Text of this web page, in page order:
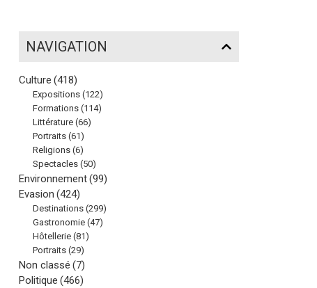
NAVIGATION
Culture (418)
Expositions (122)
Formations (114)
Littérature (66)
Portraits (61)
Religions (6)
Spectacles (50)
Environnement(99)
Evasion (424)
Destinations (299)
Gastronomie (47)
Hôtellerie (81)
Portraits (29)
Non classé (7)
Politique (466)